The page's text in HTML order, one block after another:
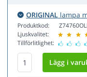
ORIGINAL lampa
Produktkod:
Ljuskvalitet:
Tillförlitlighet: